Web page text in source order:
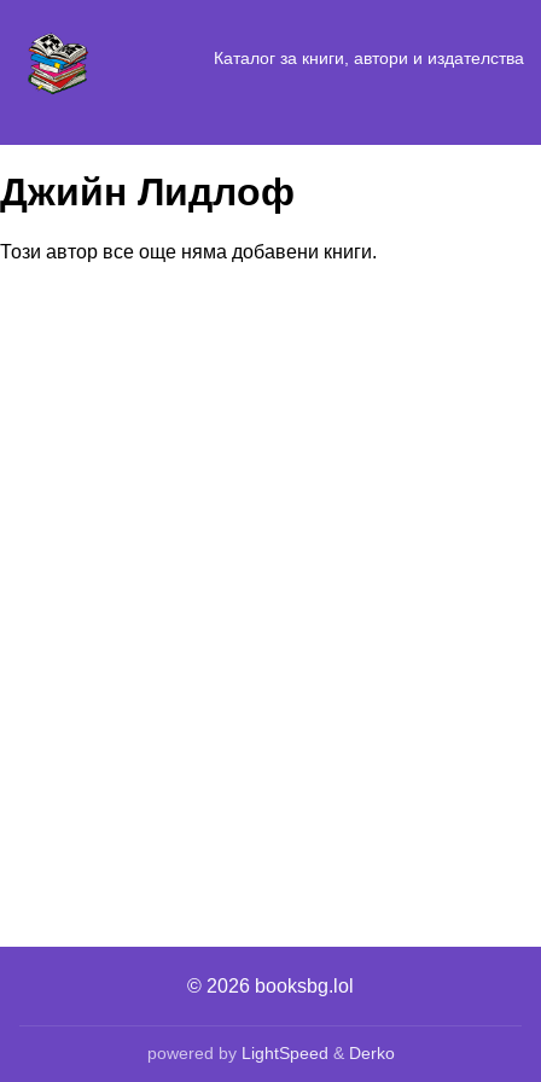
Каталог за книги, автори и издателства
Джийн Лидлоф
Този автор все още няма добавени книги.
© 2026 booksbg.lol
powered by LightSpeed & Derko